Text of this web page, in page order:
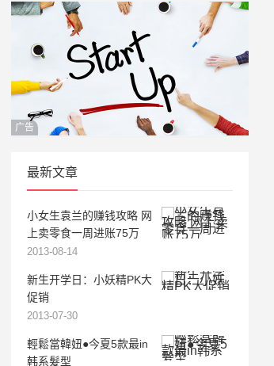
广告
最新文章
小女生袁兰的赚钱攻略 网
上卖零食一周进账75万
2013-08-14
新生开学日：小妖精PK大
促销
2013-07-30
輕鬆當韓妞●今夏5款最in
韩系髮型